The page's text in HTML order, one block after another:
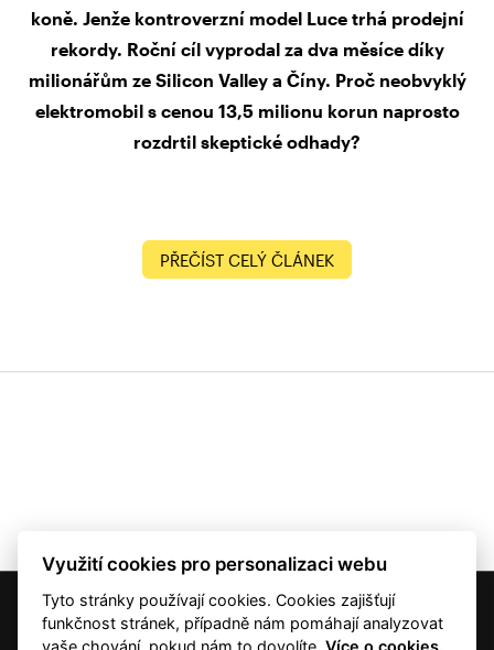
koně. Jenže kontroverzní model Luce trhá prodejní
rekordy. Roční cíl vyprodal za dva měsíce díky
milionářům ze Silicon Valley a Číny. Proč neobvyklý
elektromobil s cenou 13,5 milionu korun naprosto
rozdrtil skeptické odhady?
PŘEČÍST CELÝ ČLÁNEK
© 2001 — 2026 Copyright CMI News a dodavatelé obsahu. |
Využití cookies pro personalizaci webu
Tyto stránky používají cookies. Cookies zajišťují
funkčnost stránek, případně nám pomáhají analyzovat
vaše chování, pokud nám to dovolíte.Více o cookies.